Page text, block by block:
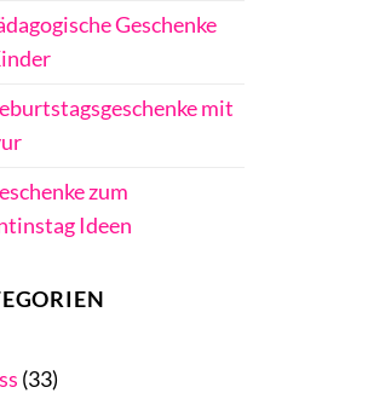
Geschenke
mit
zum
Ideen
(33)